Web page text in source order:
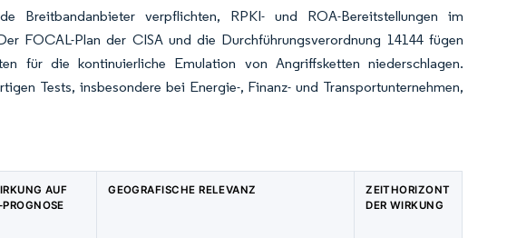
Breitbandanbieter verpflichten, RPKI- und ROA-Bereitstellungen im
FOCAL-Plan der CISA und die Durchführungsverordnung 14144 fügen
für die kontinuierliche Emulation von Angriffsketten niederschlagen.
Tests, insbesondere bei Energie-, Finanz- und Transportunternehmen,
AUF
GEOGRAFISCHE RELEVANZ
ZEITHORIZONT
DER WIRKUNG